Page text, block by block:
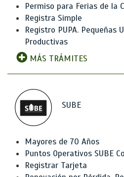
Permiso para Ferias de la
Registra Simple
Registro PUPA. Pequeñas
Productivas
MÁS TRÁMITES
SUBE
Mayores de 70 Años
Puntos Operativos SUBE
Registrar Tarjeta